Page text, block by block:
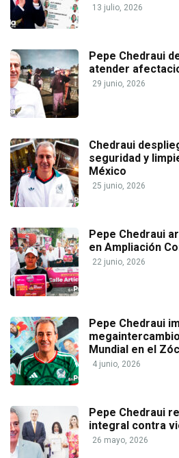
13 julio, 2026
Pepe Chedraui
atender
29 junio, 2026
Chedraui
seguridad y
México
25 junio, 2026
Pepe Chedraui
en Ampliación
22 junio, 2026
Pepe Chedraui
Mundial en el
4 junio, 2026
Pepe Chedraui
integral contra
26 mayo, 2026